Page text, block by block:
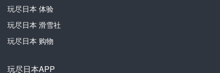
玩尽日本 体验
玩尽日本 滑雪社
玩尽日本 购物
玩尽日本APP